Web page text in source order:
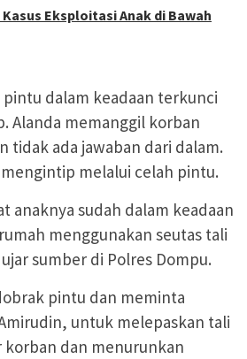
Eksploitasi Anak di Bawah
dalam keadaan terkunci
Alanda memanggil korban
tidak ada jawaban dari dalam.
melalui celah pintu.
anaknya sudah dalam keadaan
menggunakan seutas tali
sumber di Polres Dompu.
pintu dan meminta
untuk melepaskan tali
dan menurunkan